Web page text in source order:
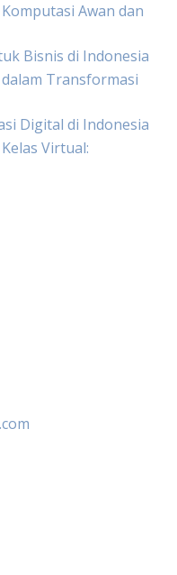
Awan dan
Bisnis di Indonesia
Transformasi
Digital di Indonesia
Virtual: